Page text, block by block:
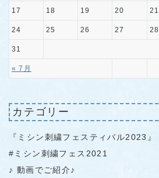
« 7月
17 18 19 20 21
24 25 26 27 28
31
カテゴリー
『ミシン刺繍フェスティバル2023』
#ミシン刺繍フェス2021
♪ 動画でご紹介♪